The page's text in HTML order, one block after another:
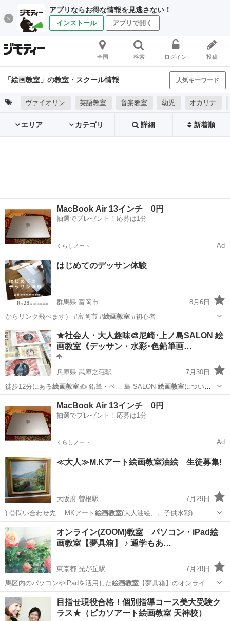
アプリならお得な情報を見逃さない！
インストール アプリで開く
全国 検索 ログイン 投稿
「絵画教室」の教室・スクール情報 人気キーワード
ヴァイオリン 英語教室 音楽教室 幼児 オカリナ
エリア カテゴリ 詳細 新着順
MacBook Air 13インチ 0円
抽選でプレゼント！応募は1分
くらしノート Ad
はじめてのデッサン体験
群馬県 富岡市
8月6日
からリンク飛べます） #富岡市 #絵画教室#初心者
群馬 富岡市 デッサン プロフィール
★社会人・大人趣味🎨尼崎･上ノ島SALON 絵
画教室《デッサン・水彩･色鉛筆画…
兵庫県 武庫之荘駅
7月30日
徒歩12分にある絵画教室✍️ 鉛筆・ペ… 島 SALON 絵画教室について
… 島 SALON絵画教室では、自己表現や… 島 SALON絵画教室でたく
さんのスケ…
デッサン パース
MacBook Air 13インチ 0円
抽選でプレゼント！応募は1分
くらしノート Ad
≪大人≫M.Kアート絵画教室油絵 生徒募集!
大阪府 曽根駅
7月29日
) ◎問い合わせ先 MKアート 絵画教室
大阪 曽根駅 アート
オンライン(ZOOM)教室 パソコン・iPad絵
画教室【夢具箱】 ♪ 通学もあ…
東京都 光が丘駅
7月28日
馬区内のパソコンやiPadを活用した絵画教室【夢具箱】のオンライン
教室です。 …
東京 練馬区 光が丘駅 その他 ペンタブレット
目指せ現役合格！個別指導コース美大受験ク
ラス★（ピカソアート絵画教室 天神校）